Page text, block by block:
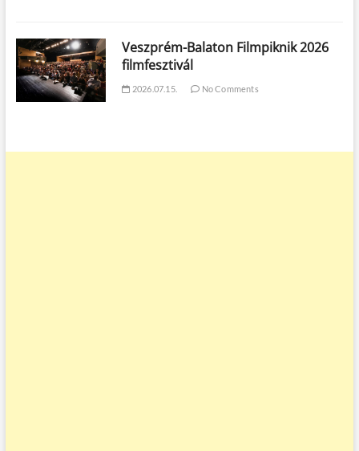
Veszprém-Balaton Filmpiknik 2026
filmfesztivál
2026.07.15. No Comments